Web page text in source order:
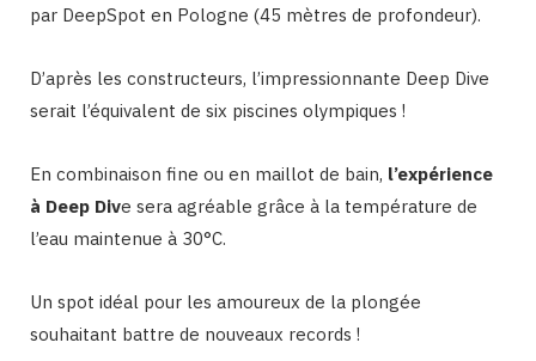
par DeepSpot en Pologne (45 mètres de profondeur).
D’après les constructeurs, l’impressionnante Deep Dive
serait l’équivalent de six piscines olympiques !
En combinaison fine ou en maillot de bain, l’expérience
à Deep Dive sera agréable grâce à la température de
l’eau maintenue à 30°C.
Un spot idéal pour les amoureux de la plongée
souhaitant battre de nouveaux records !